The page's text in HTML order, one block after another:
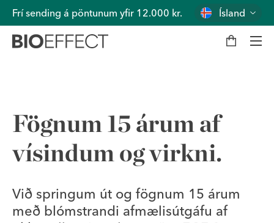
Ísland
Frí sending á pöntunum yfir 12.000 kr.
K a
Fögnum 15 árum af
vísindum og virkni.
Við springum út og fögnum 15 árum
með blómstrandi afmælisútgáfu af